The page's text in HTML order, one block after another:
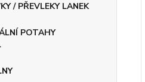
/ PŘEVLEKY LANEK
POTAHY